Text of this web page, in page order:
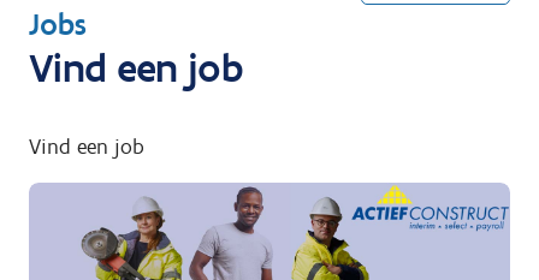
T
e
u
g
Jobs
Vind een job
Vind een job